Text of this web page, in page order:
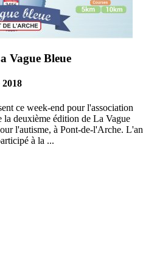
Vague Bleue
ce week-end pour l'association
deuxième édition de La Vague
l'autisme, à Pont-de-l'Arche. L'an
à la ...